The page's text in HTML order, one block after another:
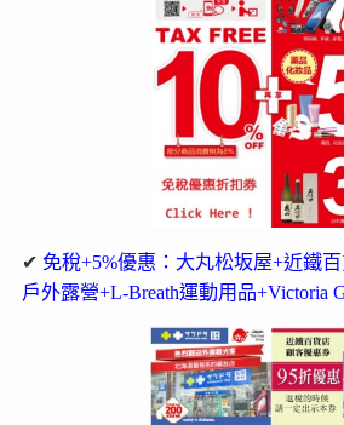
✔ 免稅+5%優惠：大丸松坂屋+近鐵
戶外露營+L-Breath運動用品+Victoria